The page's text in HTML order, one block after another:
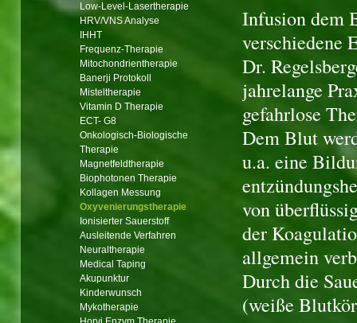
Infusion dem
verschiedene
Dr.
jahrelange
gefahrlose
Dem Blut
u.a. eine
von
der
allgemein
Durch die
(weiße
Low-Level-Lasertherapie
HRV/VNS Analyse
IHHT
Frequenz-Therapie
Mitochondrientherapie
Banerji Protokoll
Misteltherapie
Vitamin D Therapie
ECT- G8
Onkologisch-Biologische
Therapie
Magnetfeldtherapie
Biophotonen Therapie
Kollagen Messung
Oxyvenierungstherapie
Ionisierter Sauerstoff
Ausleitende Verfahren
Neuraltherapie
Medical Taping
Akupunktur
Kinderwunsch
Mykotherapie